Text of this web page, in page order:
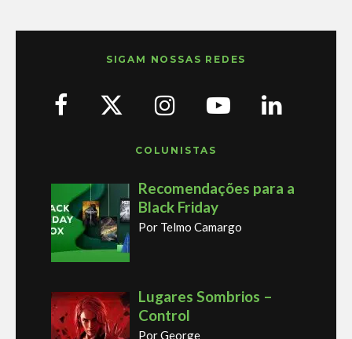
SIGAM NOSSAS REDES
COLUNISTAS
Recomendações para a
Black Friday
Por Telmo Camargo
Lugares Sombrios –
Control
Por George